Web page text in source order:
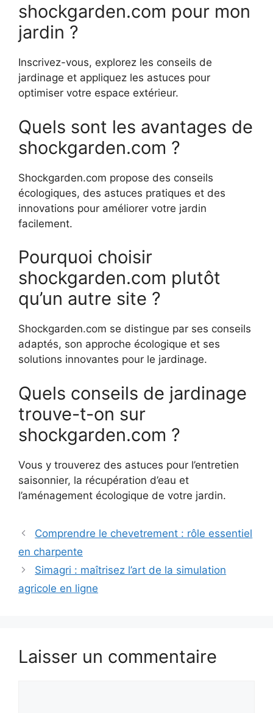
shockgarden.com pour mon
jardin ?
Inscrivez-vous, explorez les conseils de
jardinage et appliquez les astuces pour
optimiser votre espace extérieur.
Quels sont les avantages de
shockgarden.com ?
Shockgarden.com propose des conseils
écologiques, des astuces pratiques et des
innovations pour améliorer votre jardin
facilement.
Pourquoi choisir
shockgarden.com plutôt
qu’un autre site ?
Shockgarden.com se distingue par ses conseils
adaptés, son approche écologique et ses
solutions innovantes pour le jardinage.
Quels conseils de jardinage
trouve-t-on sur
shockgarden.com ?
Vous y trouverez des astuces pour l’entretien
saisonnier, la récupération d’eau et
l’aménagement écologique de votre jardin.
Comprendre le chevetrement : rôle essentiel
en charpente
Simagri : maîtrisez l’art de la simulation
agricole en ligne
Laisser un commentaire